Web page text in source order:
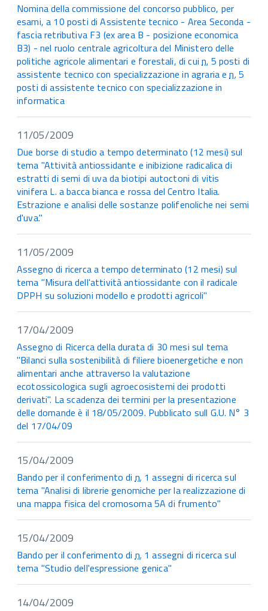
Nomina della commissione del concorso pubblico, per
esami, a 10 posti di Assistente tecnico - Area Seconda -
fascia retributiva F3 (ex area B - posizione economica
B3) - nel ruolo centrale agricoltura del Ministero delle
politiche agricole alimentari e forestali, di cuin. 5 posti di
assistente tecnico con specializzazione in agraria en. 5
posti di assistente tecnico con specializzazione in
informatica
11/05/2009
Due borse di studio a tempo determinato (12 mesi) sul
tema "Attività antiossidante e inibizione radicalica di
estratti di semi di uva da biotipi autoctoni di vitis
vinifera L. a bacca bianca e rossa del Centro Italia.
Estrazione e analisi delle sostanze polifenoliche nei semi
d'uva."
11/05/2009
Assegno di ricerca a tempo determinato (12 mesi) sul
tema "Misura dell'attività antiossidante con il radicale
DPPH su soluzioni modello e prodotti agricoli"
17/04/2009
Assegno di Ricerca della durata di 30 mesi sul tema
"Bilanci sulla sostenibilità di filiere bioenergetiche e non
alimentari anche attraverso la valutazione
ecotossicologica sugli agroecosistemi dei prodotti
derivati". La scadenza dei termini per la presentazione
delle domande è il 18/05/2009. Pubblicato sull G.U. N° 3
del 17/04/09
15/04/2009
Bando per il conferimento di n. 1 assegni di ricerca sul
tema "Analisi di librerie genomiche per la realizzazione di
una mappa fisica del cromosoma 5A di frumento"
15/04/2009
Bando per il conferimento di n. 1 assegni di ricerca sul
tema "Studio dell'espressione genica"
14/04/2009